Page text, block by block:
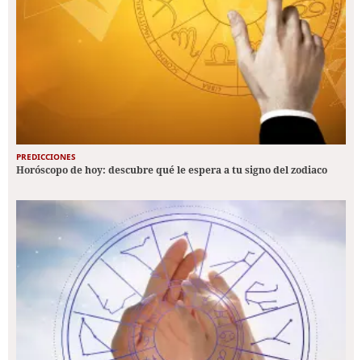
PREDICCIONES
Horóscopo de hoy: descubre qué le espera a tu signo del zodiaco